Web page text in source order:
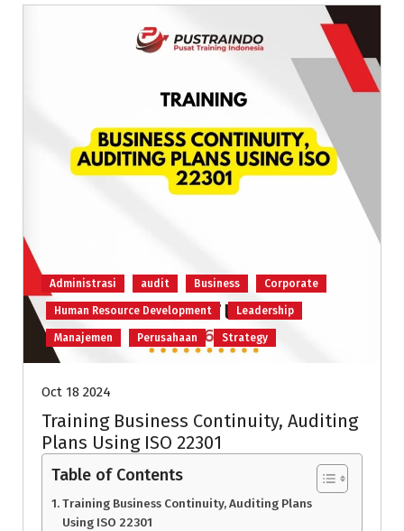
Administrasi audit Business Corporate
Human Resource Development Leadership
Manajemen Perusahaan Strategy
Oct 18 2024
Training Business Continuity, Auditing
Plans Using ISO 22301
Table of Contents
Training Business Continuity, Auditing Plans
Using ISO 22301